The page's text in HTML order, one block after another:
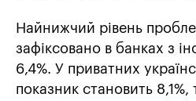
Найнижчий рівень
зафіксовано в банках з
6,4%. У приватних
показник становить 8,1%,